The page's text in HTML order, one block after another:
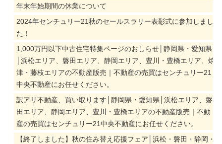
年末年始期間の休業について
2024年センチュリー21秋のセールスラリー表彰式に参加しまし
た！
1,000万円以下中古住宅特集ページのおしらせ│静岡県・愛知県
│浜松エリア、磐田エリア、静岡エリア、豊川・豊橋エリア、焼
津・藤枝エリアの不動産版売｜不動産の売買はセンチュリー21
中央不動産にお任せください。
訳アリ不動産、買い取ります│静岡県・愛知県│浜松エリア、磐
田エリア、静岡エリア、豊川・豊橋エリアの不動産版売｜不動
産の売買はセンチュリー21中央不動産にお任せください。
【終了しました】秋の住み替え応援フェア│浜松・磐田・静岡・